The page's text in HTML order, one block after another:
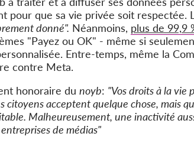
pour que sa vie privée soit
donné". Néanmoins, plus de 99,9
"Payez ou OK" - même si
Entre-temps, même la
contre Meta.
honoraire du noyb: "Vos droits à la vie
citoyens acceptent quelque chose, mais
Malheureusement, une inactivité
de médias"